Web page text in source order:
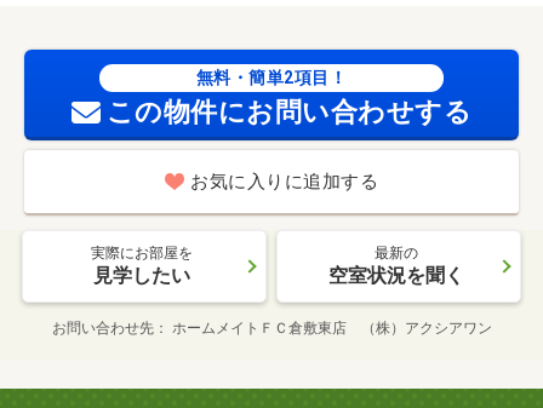
無料・簡単2項目！
この物件にお問い合わせする
お気に入りに追加する
実際にお部屋を
見学したい
最新の
空室状況を聞く
お問い合わせ先 ホームメイトＦＣ倉敷東店 （株）アクシアワン